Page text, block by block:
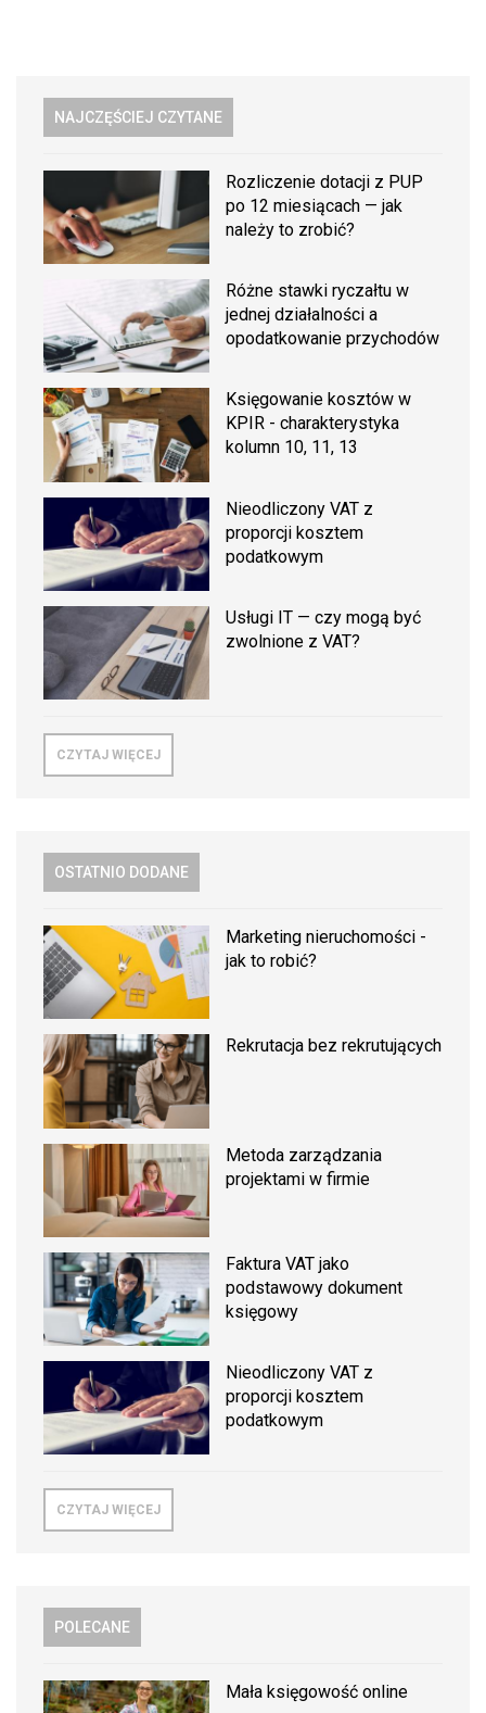
NAJCZĘŚCIEJ CZYTANE
Rozliczenie dotacji z PUP
po 12 miesiącach — jak
należy to zrobić?
Różne stawki ryczałtu w
jednej działalności a
opodatkowanie przychodów
Księgowanie kosztów w
KPIR - charakterystyka
kolumn 10, 11, 13
Nieodliczony VAT z
proporcji kosztem
podatkowym
Usługi IT — czy mogą być
zwolnione z VAT?
CZYTAJ WIĘCEJ
OSTATNIO DODANE
Marketing nieruchomości -
jak to robić?
Rekrutacja bez rekrutujących
Metoda zarządzania
projektami w firmie
Faktura VAT jako
podstawowy dokument
księgowy
Nieodliczony VAT z
proporcji kosztem
podatkowym
CZYTAJ WIĘCEJ
POLECANE
Mała księgowość online